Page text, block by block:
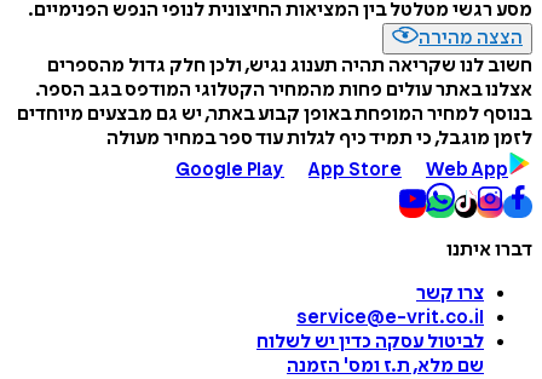
מסע רגשי מטלטל בין המציאות החיצונית לנופי הנפש הפנימיים.
הצצה מהירה
חשוב לנו שקריאה תהיה תענוג נגיש, ולכן חלק גדול מהספרים
אצלנו באתר עולים פחות מהמחיר הקטלוגי המודפס בגב הספר.
בנוסף למחיר המופחת באופן קבוע באתר, יש גם מבצעים מיוחדים
לזמן מוגבל, כי תמיד כיף לגלות עוד ספר במחיר מעולה
Google Play
App Store Web App
דברו איתנו
צרו קשר
service@e-vrit.co.il
לביטול עסקה כדין יש לשלוח
שם מלא, ת.ז ומס' הזמנה